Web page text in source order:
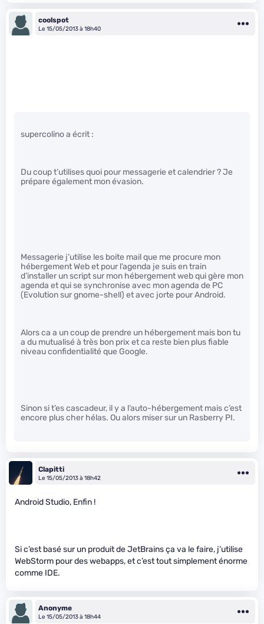
coolspot
Le 15/05/2013 à 18h40
supercolino a écrit :
Du coup t’utilises quoi pour messagerie et calendrier ? Je
prépare également mon évasion.
Messagerie j’utilise les boite mail que me procure mon
hébergement Web et pour l’agenda je suis en train
d’installer un script sur mon hébergement web qui gère mon
agenda et qui se synchronise avec mon agenda de PC
(Evolution sur gnome-shell) et avec jorte pour Android.
Alors ca a un coup de prendre un hébergement mais bon tu
a du mutualisé à très bon prix et ca reste bien plus fiable
niveau confidentialité que Google.
Sinon si t’es cascadeur, il y a l’auto-hébergement mais c’est
encore plus cher hélas. Ou alors miser sur un Rasberry PI.
Clapitti
Le 15/05/2013 à 18h42
Android Studio, Enfin !
Si c’est basé sur un produit de JetBrains ça va le faire, j’utilise
WebStorm pour des webapps, et c’est tout simplement énorme
comme IDE.
Anonyme
Le 15/05/2013 à 18h44